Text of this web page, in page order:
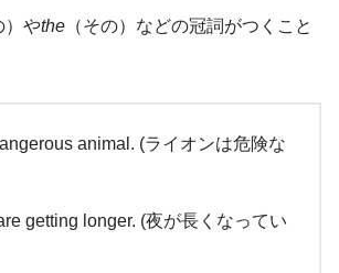
）やthe （その）などの冠詞がつくこと
animal. (ライオンは危険な
getting longer. (夜が長くなってい